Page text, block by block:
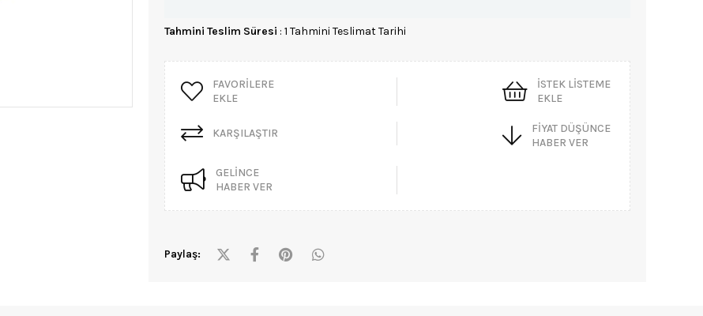
Tahmini Teslim Süresi : 1 Tahmini Teslimat Tarihi
FAVORILERE
EKLE
İSTEK LISTEME
EKLE
KARŞILAŞTIR
FIYAT DÜŞÜNCE
HABER VER
GELINCE
HABER VER
Paylaş: